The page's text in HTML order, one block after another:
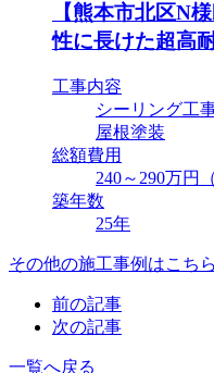
【熊本市北区N
性に長けた超高
工事内容
シーリング工
屋根塗装
総額費用
240～290万円
築年数
25年
その他の施工事例はこちら
前の記事
次の記事
一覧へ戻る